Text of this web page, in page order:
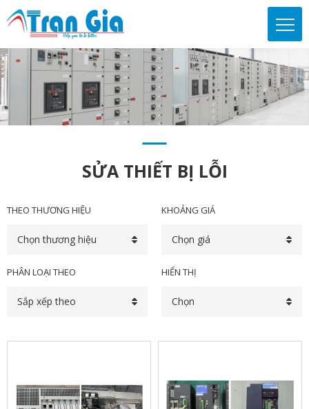
SỬA THIẾT BỊ LỖI
THEO THƯƠNG HIỆU
Chọn thương hiệu
KHOẢNG GIÁ
Chọn giá
PHÂN LOẠI THEO
Sắp xếp theo
HIỂN THỊ
Chọn